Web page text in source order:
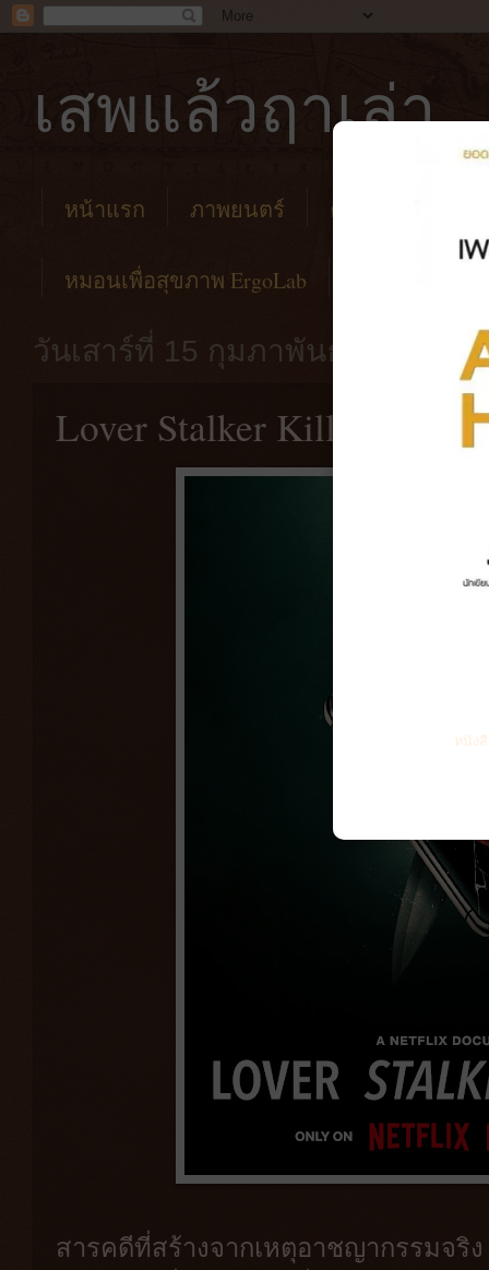
เสพแล้วฤาเล่า
หน้าแรก ภาพยนตร์ คาเฟ่
หมอนเพื่อสุขภาพ ErgoLab
วันเสาร์ที่ 15 กุมภาพันธ์ พ.ศ. 2568
Lover Stalker Killer
สารคดีที่สร้างจากเหตุอาชญากรรมจริ
หนัง